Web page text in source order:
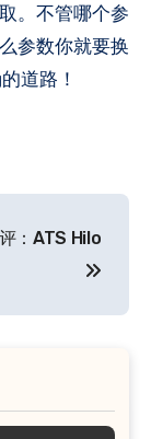
。不管哪个参
参数你就要换
道路！
：ATS Hilo